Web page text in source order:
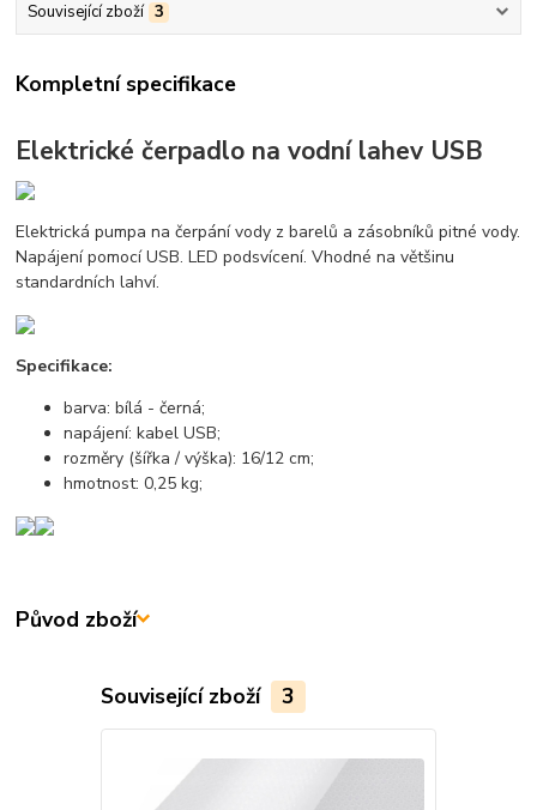
Související zboží 3
Kompletní specifikace
Elektrické čerpadlo na vodní lahev USB
Elektrická pumpa na čerpání vody z barelů a zásobníků pitné vody.
Napájení pomocí USB. LED podsvícení. Vhodné na většinu
standardních lahví.
Specifikace:
barva: bílá - černá;
napájení: kabel USB;
rozměry (šířka / výška): 16/12 cm;
hmotnost: 0,25 kg;
Původ zboží
Související zboží 3